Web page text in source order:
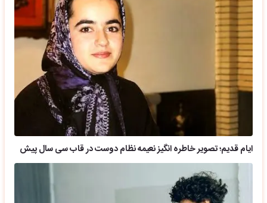
ایام قدیم؛ تصویر خاطره انگیز نعیمه نظام دوست در قاب سی سال پیش